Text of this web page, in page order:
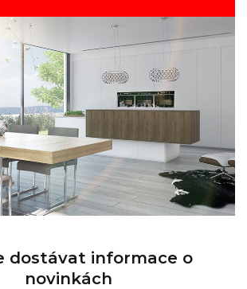
dostávat informace o
novinkách